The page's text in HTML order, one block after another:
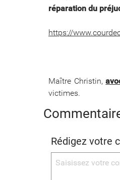
réparation du
https://
Maître Christin,
victimes.
Rédigez votre